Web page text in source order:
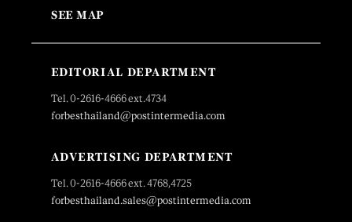
SEE MAP
EDITORIAL DEPARTMENT
Tel. 0-2616-4666 ext.4734
forbesthailand@postintermedia.com
ADVERTISING DEPARTMENT
Tel. 0-2616-4666 ext. 4768,4725
forbesthailand.sales@postintermedia.com